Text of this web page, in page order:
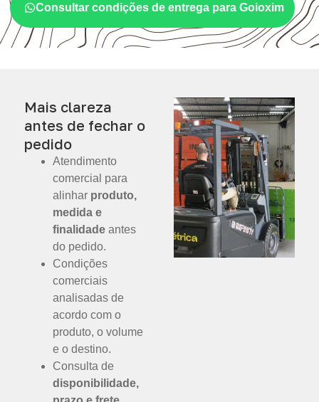
Consultar condições de entrega para Goioxim
Mais clareza
antes de fechar o
pedido
Atendimento
comercial para
alinhar produto,
medida e
finalidade antes
do pedido.
Condições
comerciais
analisadas de
acordo com o
produto, o volume
e o destino.
Consulta de
disponibilidade,